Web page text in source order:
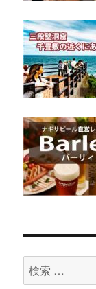
検
索